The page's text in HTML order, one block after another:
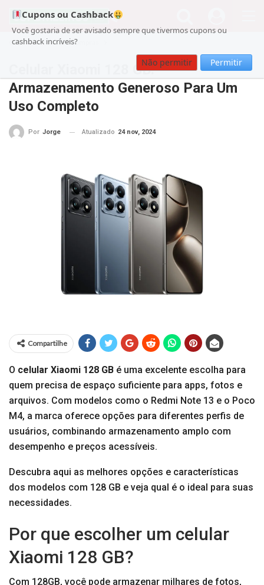
Cupons ou Cashback
Você gostaria de ser avisado sempre que tivermos cupons ou
cashback incríveis?
Não permitir Permitir
Cupom Guia de Compras
Celular Xiaomi 128 GB:
Armazenamento Generoso Para Um
Uso Completo
Por Jorge Atualizado 24 nov, 2024
Compartilhe
O celular Xiaomi 128 GB é uma excelente escolha para
quem precisa de espaço suficiente para apps, fotos e
arquivos. Com modelos como o Redmi Note 13 e o Poco
M4, a marca oferece opções para diferentes perfis de
usuários, combinando armazenamento amplo com
desempenho e preços acessíveis.
Descubra aqui as melhores opções e características
dos modelos com 128 GB e veja qual é o ideal para suas
necessidades.
Por que escolher um celular
Xiaomi 128 GB?
Com 128GB, você pode armazenar milhares de fotos,